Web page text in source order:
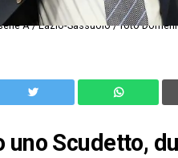
A / Lazio-Sassuolo / foto
uno Scudetto,